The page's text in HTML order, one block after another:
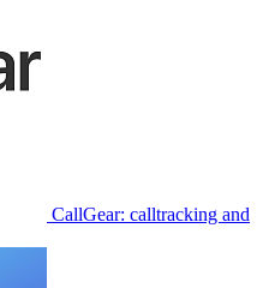
CallGear: calltracking and